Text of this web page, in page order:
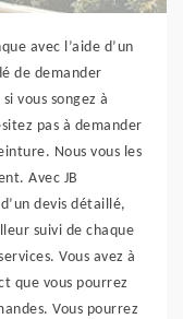
avec l’aide d’un
de demander
vous songez à
pas à demander
Nous vous les
Avec JB
devis détaillé,
suivi de chaque
Vous avez à
que vous pourrez
Vous pourrez